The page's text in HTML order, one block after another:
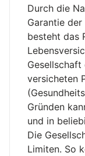
Durch die
Garantie
besteht das
versicheten
Gründen
und in
Die
Limiten. So